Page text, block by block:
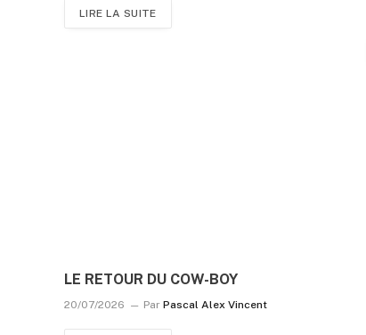
LIRE LA SUITE
LE RETOUR DU COW-BOY
20/07/2026 Par Pascal Alex Vincent